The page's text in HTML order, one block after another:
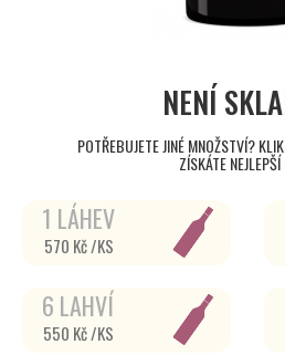
NENÍ
POTŘEBUJETE JINÉ MNOŽSTVÍ?
ZÍSKÁTE
1 LÁHEV
570 Kč /KS
6 LAHVÍ
550 Kč /KS